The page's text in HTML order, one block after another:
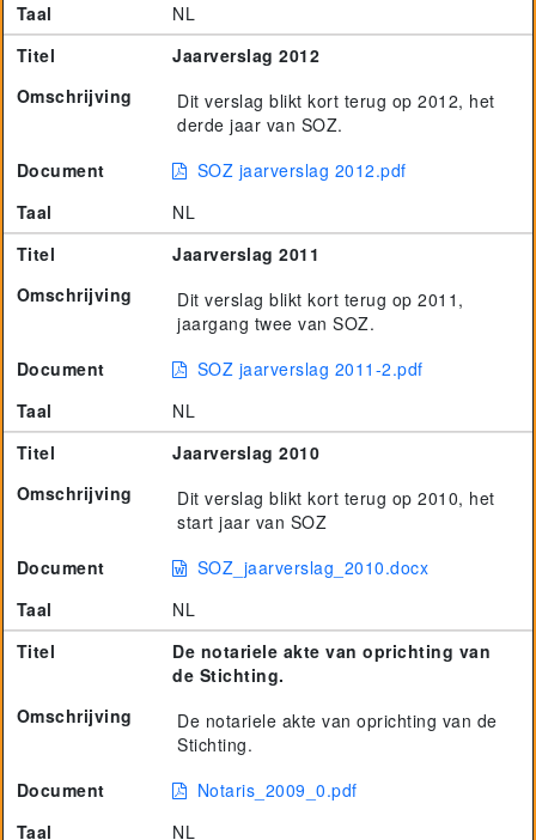
Taal
NL
Titel
Jaarverslag 2012
Omschrijving
Dit verslag blikt kort terug op 2012, het
derde jaar van SOZ.
Document
SOZ jaarverslag 2012.pdf
Taal
NL
Titel
Jaarverslag 2011
Omschrijving
Dit verslag blikt kort terug op 2011,
jaargang twee van SOZ.
Document
SOZ jaarverslag 2011-2.pdf
Taal
NL
Titel
Jaarverslag 2010
Omschrijving
Dit verslag blikt kort terug op 2010, het
start jaar van SOZ
Document
SOZ_jaarverslag_2010.docx
Taal
NL
Titel
De notariele akte van oprichting van
de Stichting.
Omschrijving
De notariele akte van oprichting van de
Stichting.
Document
Notaris_2009_0.pdf
Taal
NL